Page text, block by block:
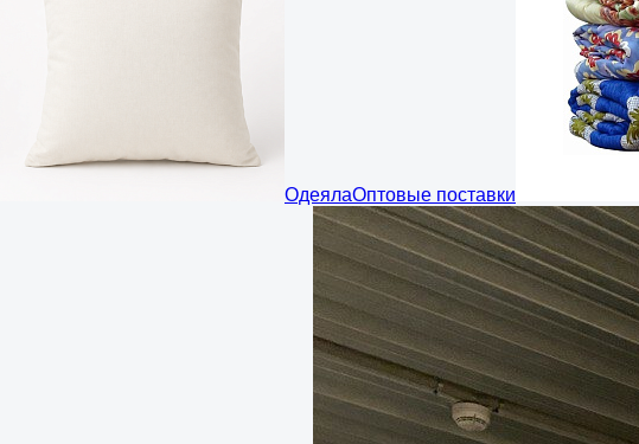
ОдеялаОптовые поставки